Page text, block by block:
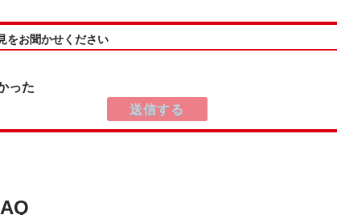
をお聞かせください
った